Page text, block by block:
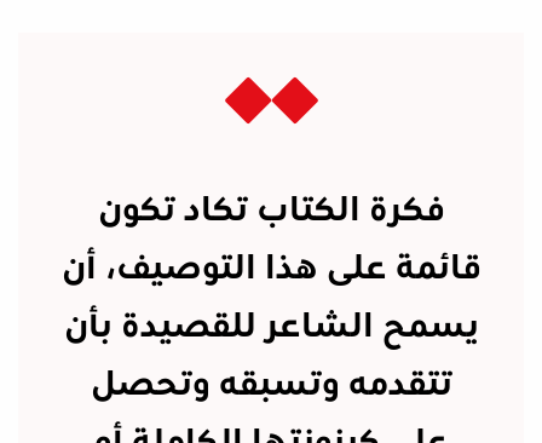
فكرة الكتاب تكاد تكون
قائمة على هذا التوصيف، أن
يسمح الشاعر للقصيدة بأن
تتقدمه وتسبقه وتحصل